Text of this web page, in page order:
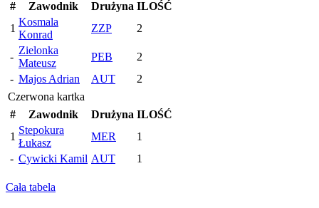
#
Zawodnik Drużyna ILOŚĆ
1
Kosmala
Konrad
ZZP 2
-
Zielonka
Mateusz
PEB
2
- Majos Adrian AUT
2
Czerwona kartka
#
Zawodnik Drużyna ILOŚĆ
1
Stepokura
Łukasz
MER
1
- Cywicki Kamil AUT 1
Cała tabela